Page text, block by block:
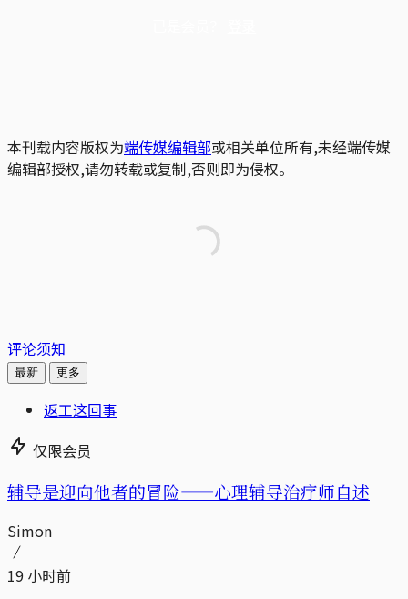
本刊载内容版权为端传媒编辑部或相关单位所有,未经端传媒
编辑部授权,请勿转载或复制,否则即为侵权。
评论须知
最新 更多
返工这回事
仅限会员
辅导是迎向他者的冒险——心理辅导治疗师自述
Simon
19 小时前